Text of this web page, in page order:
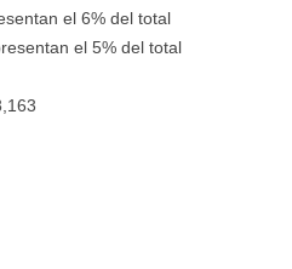
el 6% del total
el 5% del total